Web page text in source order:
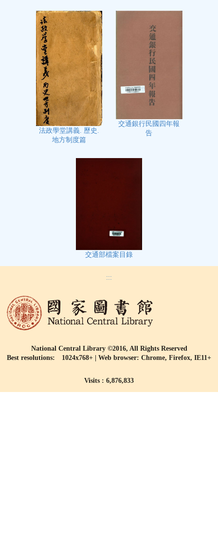
法政學堂講義. 歷史.
地方制度篇
交通銀行民國四年報
告
交通部檔案目錄
:::
National Central Library ©2016, All Rights Reserved
Best resolutions: 1024x768+ | Web browser: Chrome, Firefox, IE11+
Visits : 6,876,833